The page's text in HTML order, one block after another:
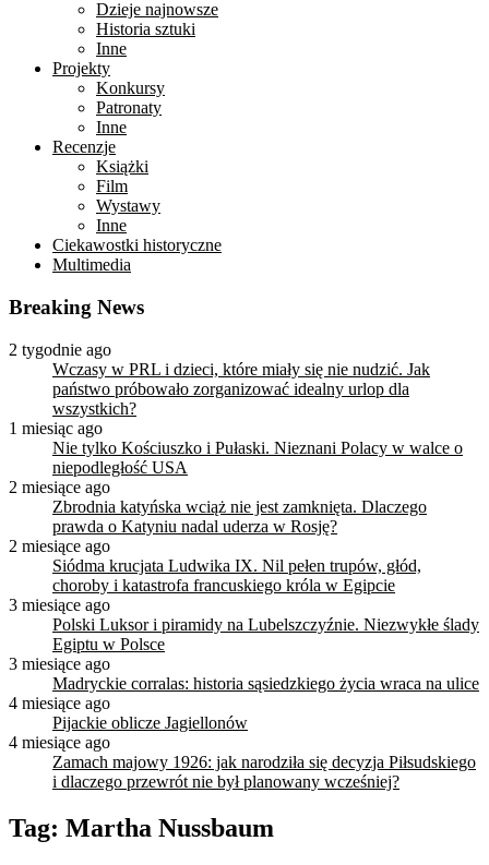
Dzieje najnowsze
Historia sztuki
Inne
Projekty
Konkursy
Patronaty
Inne
Recenzje
Książki
Film
Wystawy
Inne
Ciekawostki historyczne
Multimedia
Breaking News
2 tygodnie ago
Wczasy w PRL i dzieci, które miały się nie nudzić. Jak
państwo próbowało zorganizować idealny urlop dla
wszystkich?
1 miesiąc ago
Nie tylko Kościuszko i Pułaski. Nieznani Polacy w walce o
niepodległość USA
2 miesiące ago
Zbrodnia katyńska wciąż nie jest zamknięta. Dlaczego
prawda o Katyniu nadal uderza w Rosję?
2 miesiące ago
Siódma krucjata Ludwika IX. Nil pełen trupów, głód,
choroby i katastrofa francuskiego króla w Egipcie
3 miesiące ago
Polski Luksor i piramidy na Lubelszczyźnie. Niezwykłe ślady
Egiptu w Polsce
3 miesiące ago
Madryckie corralas: historia sąsiedzkiego życia wraca na ulice
4 miesiące ago
Pijackie oblicze Jagiellonów
4 miesiące ago
Zamach majowy 1926: jak narodziła się decyzja Piłsudskiego
i dlaczego przewrót nie był planowany wcześniej?
Tag: Martha Nussbaum